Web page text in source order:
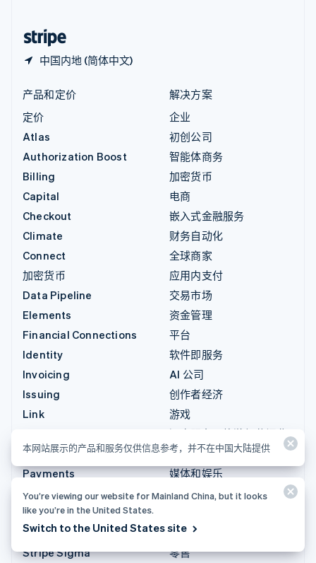
中国内地 (简体中文)
产品和定价
定价
Atlas
Authorization Boost
Billing
Capital
Checkout
Climate
Connect
加密货币
Data Pipeline
Elements
Financial Connections
Identity
Invoicing
Issuing
Link
支付链接
Payments
Payouts
Radar
Revenue Recognition
Stripe Sigma
解决方案
企业
初创公司
智能体商务
加密货币
电商
嵌入式金融服务
财务自动化
全球商家
应用内支付
交易市场
资金管理
平台
软件即服务
AI 公司
创作者经济
游戏
酒店服务、旅游与休闲业
保险
媒体和娱乐
非营利组织
公共部门
零售
本网站展示的产品和服务仅供信息参考，并不在中国大陆提供
You’re viewing our website for Mainland China, but it looks
like you’re in the United States.
Switch to the United States site